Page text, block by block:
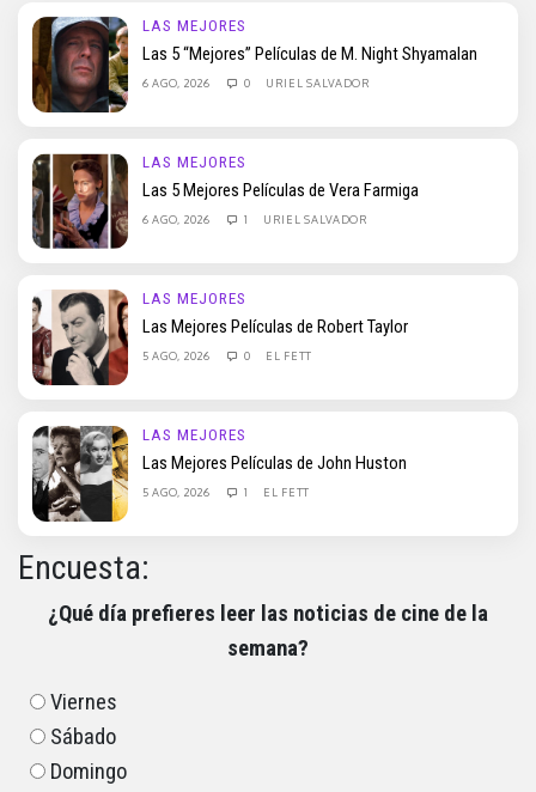
LAS MEJORES
Las 5 “Mejores” Películas de M. Night Shyamalan
6 AGO, 2026 0 URIEL SALVADOR
LAS MEJORES
Las 5 Mejores Películas de Vera Farmiga
6 AGO, 2026 1 URIEL SALVADOR
LAS MEJORES
Las Mejores Películas de Robert Taylor
5 AGO, 2026 0 EL FETT
LAS MEJORES
Las Mejores Películas de John Huston
5 AGO, 2026 1 EL FETT
Encuesta:
¿Qué día prefieres leer las noticias de cine de la
semana?
Viernes
Sábado
Domingo